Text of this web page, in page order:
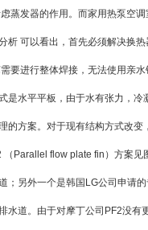
蒸发器的作用。而家用热泵空
析 可以看出，首先必须解决换
进行整体焊接，无法使用亲水
是水平平板，由于水有张力，
的方案。对于现有结构方式改
（Parallel flow plate fin）方案见
；另外一个是韩国LG公司申请
水道。由于对摩丁公司PF2没有